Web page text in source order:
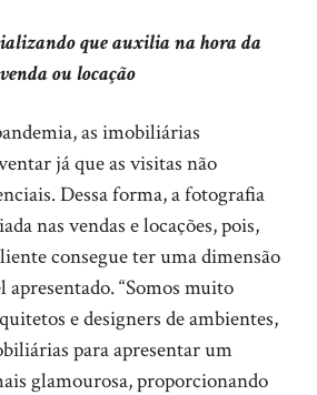
que auxilia na hora da
venda ou locação
as imobiliárias
já que as visitas não
Dessa forma, a fotografia
nas vendas e locações, pois,
consegue ter uma dimensão
apresentado. “Somos muito
e designers de ambientes,
para apresentar um
glamourosa, proporcionando